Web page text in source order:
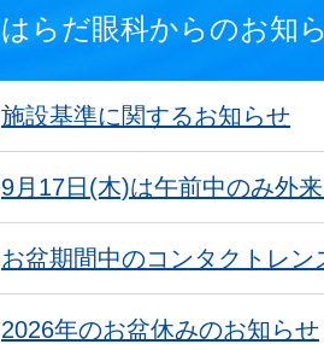
はらだ眼科からのお知
施設基準に関するお知らせ
9月17日(木)は午前中のみ外
お盆期間中のコンタクトレン
2026年のお盆休みのお知らせ